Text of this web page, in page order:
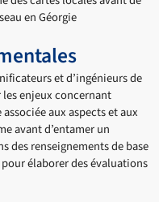
et d’ingénieurs de
les enjeux concernant
aux aspects et aux
avant d’entamer un
des renseignements de base
élaborer des évaluations